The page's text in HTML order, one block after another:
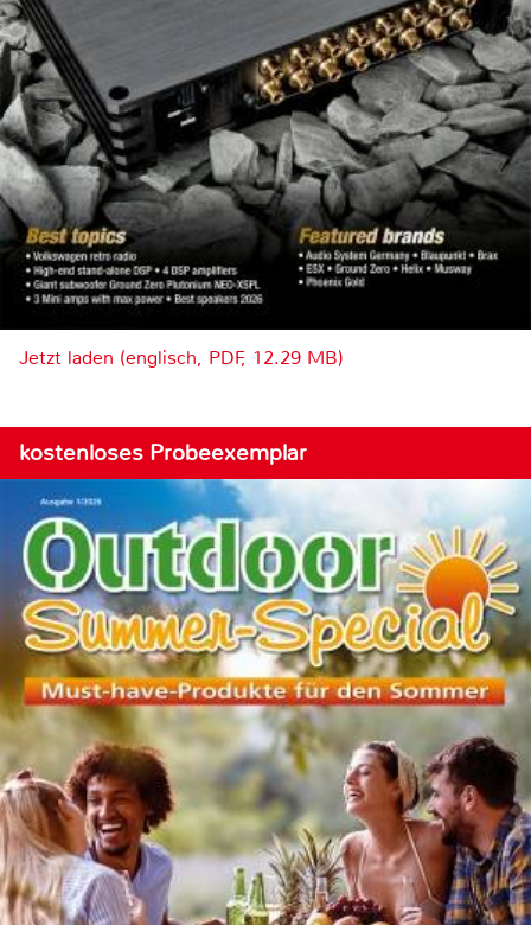
Jetzt laden (englisch, PDF, 12.29 MB)
kostenloses Probeexemplar